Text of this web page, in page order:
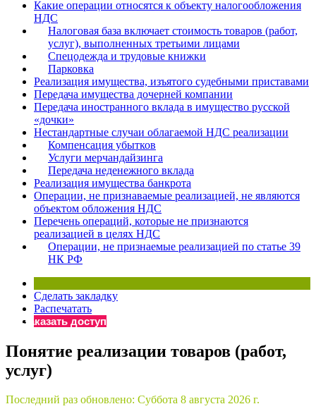
Бератор
«Практическая энциклопедия бухгалтера»
Материалы электронного журнала
«Нормативные акты для бухгалтера»
Материалы электронного журнала
«Практическая бухгалтерия»
Онлайн-сервисы «Учетная политика» и «Алгоритмы для
Просто заполните форму, и мы вышлем вам на почту
Какие операции относятся к объекту налогообложения
НДС
Налоговая база включает стоимость товаров (работ,
услуг), выполненных третьими лицами
Спецодежда и трудовые книжки
Парковка
Реализация имущества, изъятого судебными приставами
Передача имущества дочерней компании
Передача иностранного вклада в имущество русской
«дочки»
Нестандартные случаи облагаемой НДС реализации
Компенсация убытков
Услуги мерчандайзинга
Передача неденежного вклада
Реализация имущества банкрота
Операции, не признаваемые реализацией, не являются
объектом обложения НДС
Перечень операций, которые не признаются
реализацией в целях НДС
Операции, не признаемые реализацией по статье 39
НК РФ
Сделать закладку
Распечатать
Заказать доступ
Понятие реализации товаров (работ,
услуг)
Последний раз обновлено: Суббота 8 августа 2026 г.